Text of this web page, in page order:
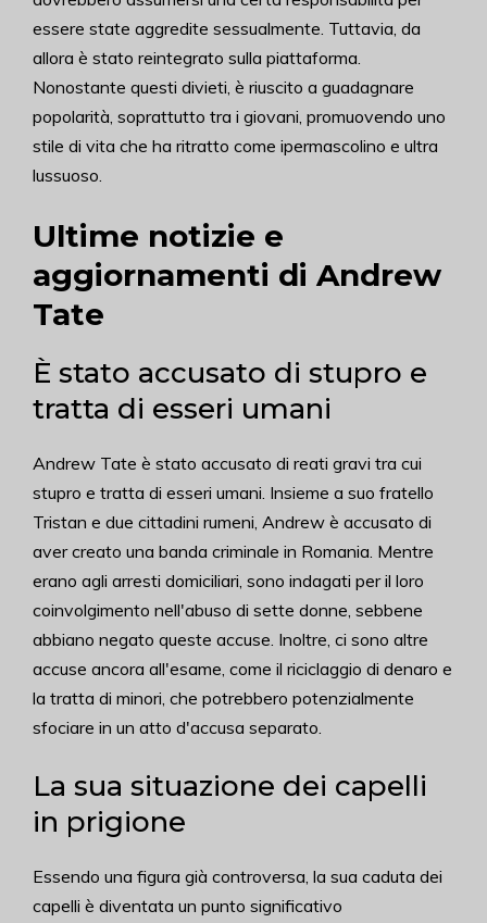
essere state aggredite sessualmente. Tuttavia, da
allora è stato reintegrato sulla piattaforma.
Nonostante questi divieti, è riuscito a guadagnare
popolarità, soprattutto tra i giovani, promuovendo uno
stile di vita che ha ritratto come ipermascolino e ultra
lussuoso.
Ultime notizie e
aggiornamenti di Andrew
Tate
È stato accusato di stupro e
tratta di esseri umani
Andrew Tate è stato accusato di reati gravi tra cui
stupro e tratta di esseri umani. Insieme a suo fratello
Tristan e due cittadini rumeni, Andrew è accusato di
aver creato una banda criminale in Romania. Mentre
erano agli arresti domiciliari, sono indagati per il loro
coinvolgimento nell'abuso di sette donne, sebbene
abbiano negato queste accuse. Inoltre, ci sono altre
accuse ancora all'esame, come il riciclaggio di denaro e
la tratta di minori, che potrebbero potenzialmente
sfociare in un atto d'accusa separato.
La sua situazione dei capelli
in prigione
Essendo una figura già controversa, la sua caduta dei
capelli è diventata un punto significativo